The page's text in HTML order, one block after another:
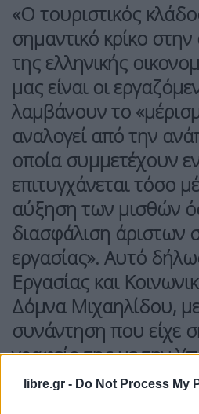
libre.gr - Do Not Process My
«Ο τουριστικός
σημαντικό κρίκο
της ελληνικής
μας είναι οι
λαμβάνουν το
αναλογεί από την
οποία συμμετέχουν
επιτυγχάνεται τόσο
αύξηση των μισθών
διασφάλιση άριστων
εργασίας». Αυτό
Εργασίας και
Δόμνα Μιχαηλίδου,
συνάντηση που είχε
γραφείο της με την
Τουρισμού, Όλγα